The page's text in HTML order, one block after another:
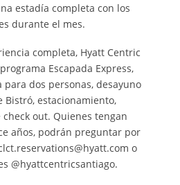
estadía completa con los
durante el mes.
completa, Hyatt Centric
Escapada Express,
dos personas, desayuno
estacionamiento,
out. Quienes tengan
años, podrán preguntar por
o
@hyattcentricsantiago.